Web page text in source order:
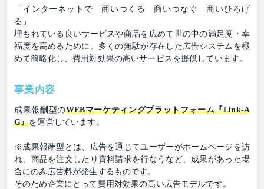
「インターネットで 商いつくる 商いつなぐ 商いひろげ
る」
埋もれている良いサービスや商品を広めて世の中の満足度・幸
福度を高めるために、多くの無駄が存在した広告システムを極
めて簡略化し、費用対効果の高いサービスを提供しています。
事業内容
成果報酬型のWEBマーケティングプラットフォーム『Link-A
G』を運営しています。
※成果報酬型とは、広告を通じてユーザーがホームページを訪
れ、商品を注文したり資料請求を行なうなど、成果があった場
合にのみ広告料が発生するものです。
そのため企業にとって費用対効果の高い広告モデルです。